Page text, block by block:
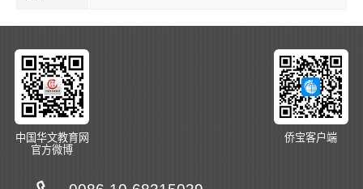
中国华文教育网
官方微博
侨宝客户端